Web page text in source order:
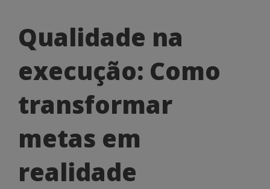
Qualidade
na
execução:
Como
transformar
metas
em
Qualidade na
execução: Como
transformar
metas em
realidade